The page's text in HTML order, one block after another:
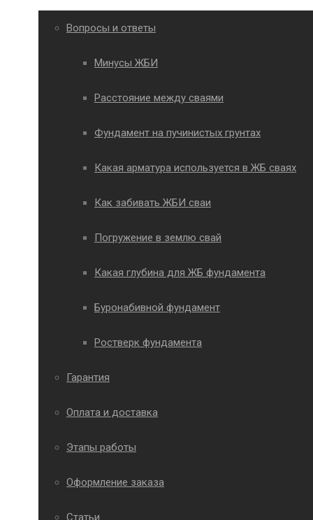
Вопросы и ответы
Минусы ЖБИ
Расстояние между сваями
Фундамент на пучинистых грунтах
Какая арматура используется в ЖБ сваях
Как забивать ЖБИ сваи
Погружение в землю свай
Какая глубина для ЖБ фундамента
Буронабивной фундамент
Ростверк фундамента
Гарантия
Оплата и доставка
Этапы работы
Оформление заказа
Статьи